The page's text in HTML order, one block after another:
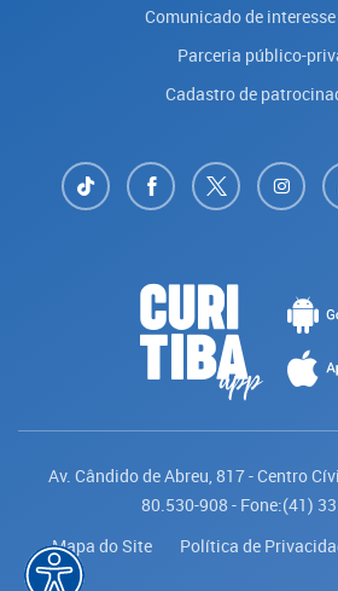
Comunicado de
Parceria público-
Cadastro de
Av. Cândido de Abreu, 817 - Centro
80.530-908 - Fone:(41)
Mapa do Site
Política deSaiba mais